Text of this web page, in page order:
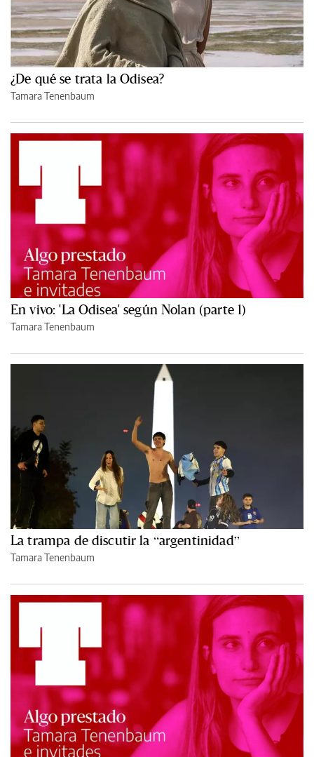
¿De qué se trata la Odisea?
Tamara Tenenbaum
En vivo: 'La Odisea' según Nolan (parte 1)
Tamara Tenenbaum
La trampa de discutir la “argentinidad”
Tamara Tenenbaum